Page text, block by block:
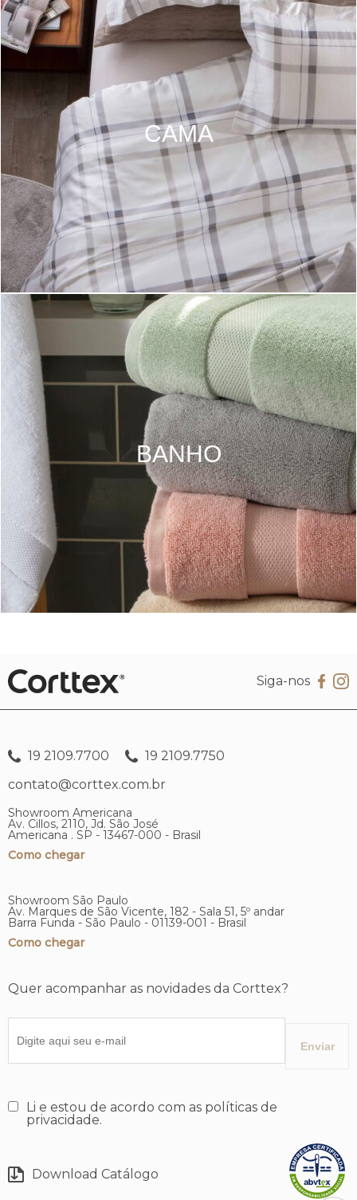
CAMA
BANHO
Siga-nos
19 2109.7700
19 2109.7750
contato@corttex.com.br
Showroom Americana
Av. Cillos, 2110, Jd. São José
Americana . SP - 13467-000 - Brasil
Como chegar
Showroom São Paulo
Av. Marques de São Vicente, 182 - Sala 51, 5º andar
Barra Funda - São Paulo - 01139-001 - Brasil
Como chegar
Quer acompanhar as novidades da Corttex?
Li e estou de acordo com as políticas de
privacidade.
Download Catálogo